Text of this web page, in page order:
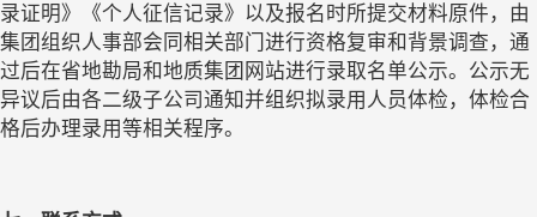
录证明》《个人征信记录》以及报名时所提交材料原件，由
集团组织人事部会同相关部门进行资格复审和背景调查，通
过后在省地勘局和地质集团网站进行录取名单公示。公示无
异议后由各二级子公司通知并组织拟录用人员体检，体检合
格后办理录用等相关程序。